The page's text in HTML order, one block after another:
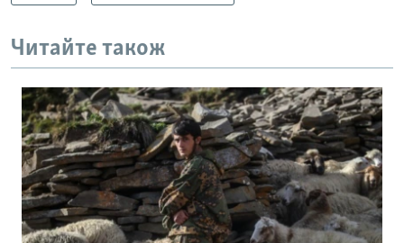
Читайте також